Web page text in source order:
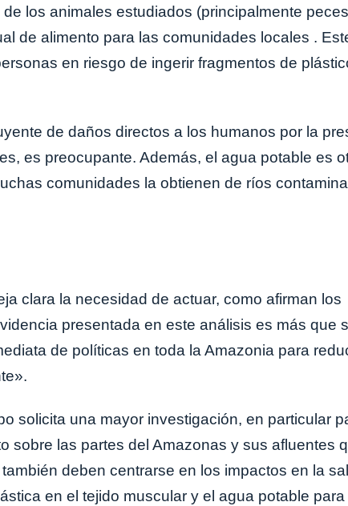
los animales estudiados (principalmente
de alimento para las comunidades locales .
en riesgo de ingerir fragmentos de
de daños directos a los humanos por la
es preocupante. Además, el agua potable es
comunidades la obtienen de ríos
clara la necesidad de actuar, como afirman los
presentada en este análisis es más que
de políticas en toda la Amazonia para
solicita una mayor investigación, en particular
sobre las partes del Amazonas y sus afluentes
deben centrarse en los impactos en la
en el tejido muscular y el agua potable para